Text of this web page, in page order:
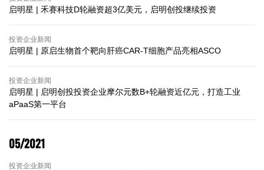
启明星 | 禾赛科技D轮融资超3亿美元，启明创投继续投资
投资企业新闻
启明星 | 原启生物首个靶向肝癌CAR-T细胞产品亮相ASCO
投资企业新闻
启明星 | 启明创投投资企业摩尔元数B+轮融资近亿元，打造工业
aPaaS第一平台
05/2021
投资企业新闻